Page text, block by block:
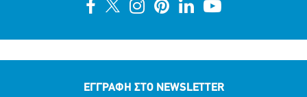
ΕΓΓΡΑΦΗ ΣΤΟ NEWSLETTER